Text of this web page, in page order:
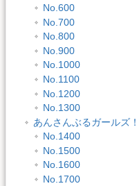
No.600
No.700
No.800
No.900
No.1000
No.1100
No.1200
No.1300
あんさんぶるガールズ
No.1400
No.1500
No.1600
No.1700